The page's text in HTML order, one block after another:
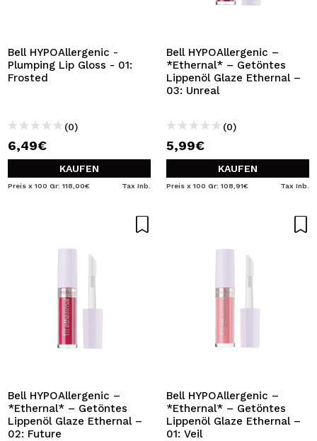
Bell HYPOAllergenic -
Plumping Lip Gloss - 01:
Frosted
(0)
6,49€
KAUFEN
Preis x 100 Gr: 118,00€ Tax Inb.
Bell HYPOAllergenic –
*Ethernal* – Getöntes
Lippenöl Glaze Ethernal –
03: Unreal
(0)
5,99€
KAUFEN
Preis x 100 Gr: 108,91€ Tax Inb.
Bell HYPOAllergenic –
*Ethernal* – Getöntes
Lippenöl Glaze Ethernal –
02: Future
Bell HYPOAllergenic –
*Ethernal* – Getöntes
Lippenöl Glaze Ethernal –
01: Veil